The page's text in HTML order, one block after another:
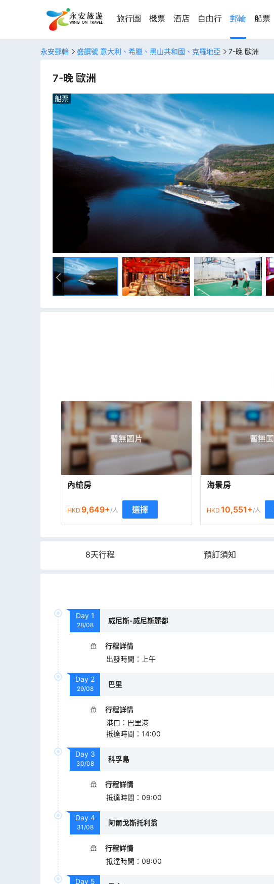
旅行團 機票 酒店 自由行 郵輪 船票
永安郵輪 盛饌號 意大利、希臘、黑山共和國、克羅地亞 7-晚 歐洲
7-晚 歐洲
船票
內艙房
HKD 9,649+/人 選擇
海景房
HKD 10,551+/人
8天行程 預訂須知
Day 1
28/08
威尼斯-威尼斯麗都
行程詳情
出發時間 ： 上午
Day 2
29/08
巴里
行程詳情
港口 ： 巴里港
抵達時間 ： 14:00
Day 3
30/08
科孚島
行程詳情
抵達時間 ： 09:00
Day 4
31/08
阿爾戈斯托利翁
行程詳情
抵達時間 ： 08:00
Day 5